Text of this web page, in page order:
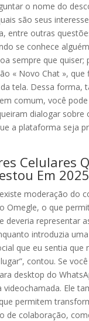
o nome do
são seus
entre outras
se conhece
sempre que quiser;
« Novo Chat », que
tela. Dessa forma,
comum, você
dialogar sobre
a plataforma seja
Celulares
Em 2025
moderação do
Omegle, o que
deveria representar
introduzia
que eu sentia que
contou. Se
desktop do
videochamada. Ele
permitem
de colaboração,